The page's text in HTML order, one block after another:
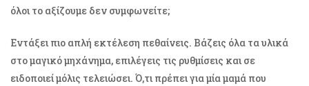
όλοι το αξίζουμε δεν συμφωνείτε;
Εντάξει πιο απλή εκτέλεση πεθαίνεις. Βάζεις όλα τα υλικά
στο μαγικό μηχάνημα, επιλέγεις τις ρυθμίσεις και σε
ειδοποιεί μόλις τελειώσει. Ό,τι πρέπει για μία μαμά που